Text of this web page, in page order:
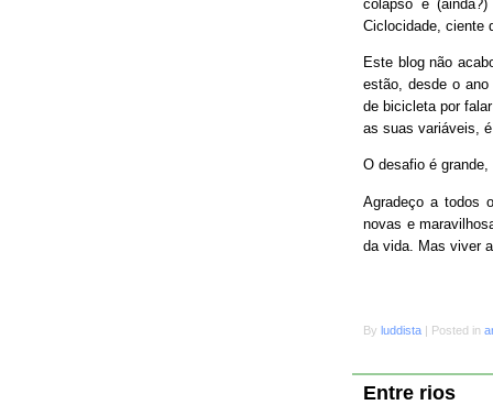
colapso e
Ciclocidade, ciente
Este blog não
estão, desde o ano
de bicicleta por
as suas variáveis,
O desafio é
Agradeço a todos
novas e
da vida. Mas viver
By luddista | Posted in
Entre rios